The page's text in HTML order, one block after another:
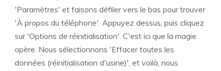
'Paramètres' et faisons défiler vers le bas pour trouver
'À propos du téléphone'. Appuyez dessus, puis cliquez
sur 'Options de réinitialisation'. C'est ici que la magie
opère. Nous sélectionnons 'Effacer toutes les
données (réinitialisation d'usine)', et voilà, nous